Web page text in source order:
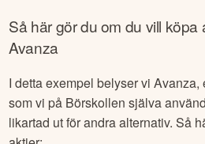
Så här gör du om du vill köpa
Avanza
I detta exempel belyser vi
som vi på Börskollen själva
likartad ut för andra alternativ. Så